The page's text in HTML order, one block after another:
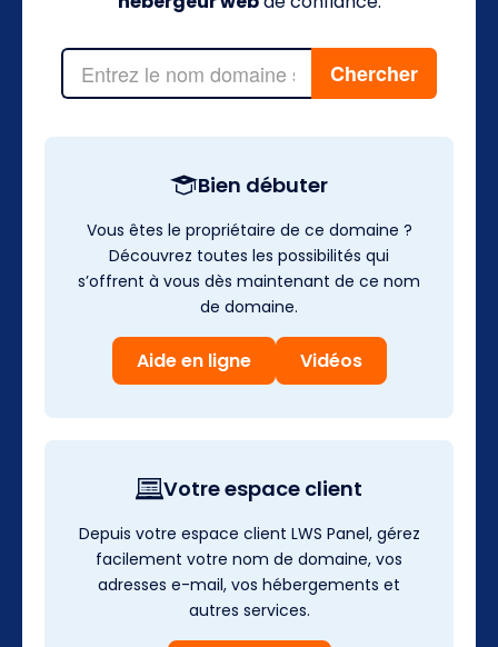
Bien débuter
Vous êtes le propriétaire de ce domaine ?
Découvrez toutes les possibilités qui
s’offrent à vous dès maintenant de ce nom
de domaine.
Aide en ligne Vidéos
Votre espace client
Depuis votre espace client LWS Panel, gérez
facilement votre nom de domaine, vos
adresses e-mail, vos hébergements et
autres services.